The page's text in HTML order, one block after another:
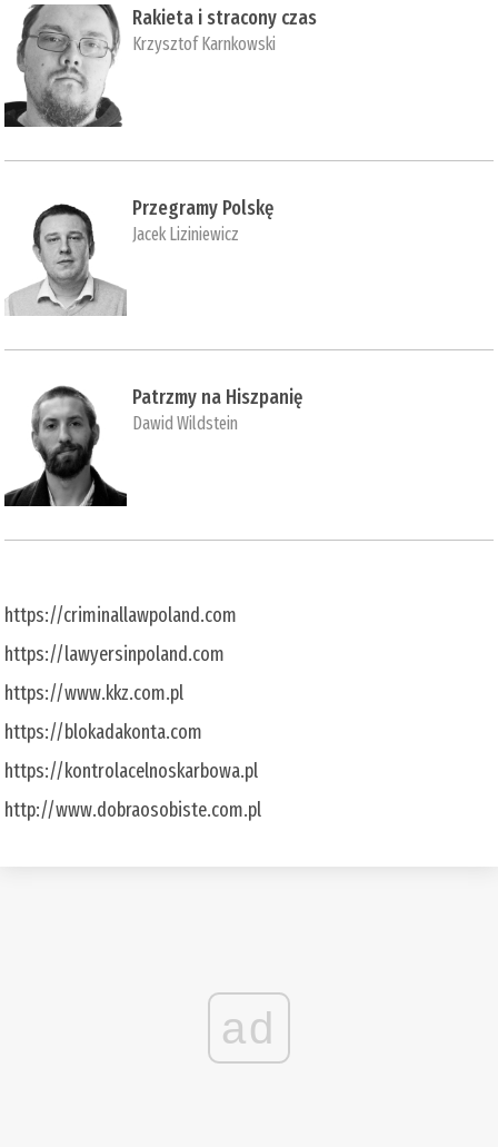
Rakieta i stracony czas
Krzysztof Karnkowski
Przegramy Polskę
Jacek Liziniewicz
Patrzmy na Hiszpanię
Dawid Wildstein
https://criminallawpoland.com
https://lawyersinpoland.com
https://www.kkz.com.pl
https://blokadakonta.com
https://kontrolacelnoskarbowa.pl
http://www.dobraosobiste.com.pl
ad